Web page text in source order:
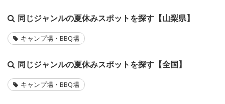
同じジャンルの夏休みスポットを探す【山梨県】
キャンプ場・BBQ場
同じジャンルの夏休みスポットを探す【全国】
キャンプ場・BBQ場